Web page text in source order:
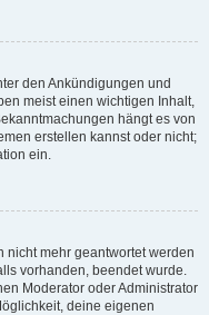
den Ankündigungen und
meist einen wichtigen Inhalt,
hängt es von
erstellen kannst oder nicht;
ein.
nicht mehr geantwortet werden
vorhanden, beendet wurde.
Moderator oder Administrator
deine eigenen